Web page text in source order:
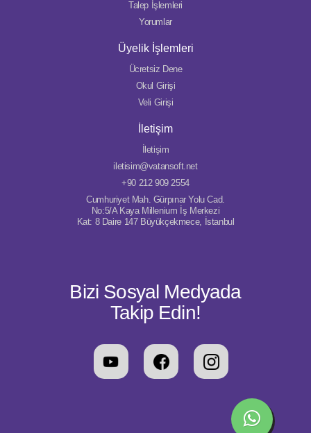
Talep İşlemleri
Yorumlar
Üyelik İşlemleri
Ücretsiz Dene
Okul Girişi
Veli Girişi
İletişim
İletişim
iletisim@vatansoft.net
+90 212 909 2554
Cumhuriyet Mah. Gürpınar Yolu Cad.
No:5/A Kaya Millenium İş Merkezi
Kat: 8 Daire 147 Büyükçekmece, İstanbul
Bizi Sosyal Medyada
Takip Edin!